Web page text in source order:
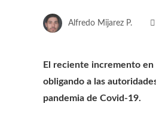
Alfredo Mijarez P.
El reciente incremento
obligando a las
pandemia de Covid-19.